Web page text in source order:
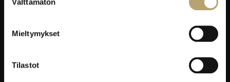
valinta
Välttämätön
Mieltymykset
Tilastot
Kortti- ja pätevyyskoulutukset